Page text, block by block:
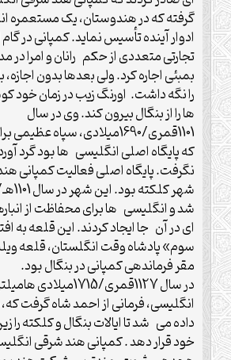
گرفته که در هندوستان، یک مستعمره
ادوار آینده تأسیس نماید. کمپانی در
تجارتی متعددی از حکم رانان و امرا در
بمبئی اجاره کرد. ولی بعدها بدون اجازه،
را نگه داشت. اورنگ زیب در زمان خود
ها را از بنگال بیرون کند. وی در سال
1101قمری/1690میلادی، سپاه
که پایگاه اصلی انگلیسی ها بود گرد
نگرفت. پایگاه اصلی فعالیت کمپانی
شد و انگلیسی ها برای محفاظت از
ای در آن جا ایجاد کردند. این قلعه به
سوم» پادشاه وقت انگلستان، قلعه
مقر فرماندهی کمپانی در بنگال بود.
در سال 1127قمری/
انگلیسی، فرمانی از احمد شاه گرفت که،
داده می شد تا ایالات بنگال و کلکته
خود قرار دهد . کمپانی هند شرقی